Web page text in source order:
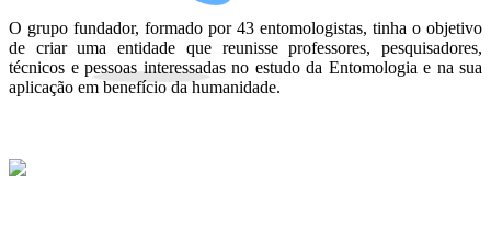
O grupo fundador, formado por 43 entomologistas, tinha o objetivo
de criar uma entidade que reunisse professores, pesquisadores,
técnicos e pessoas interessadas no estudo da Entomologia e na sua
aplicação em benefício da humanidade.